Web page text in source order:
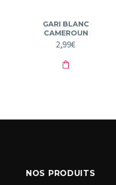
GARI BLANC
CAMEROUN
2,99€
NOS PRODUITS